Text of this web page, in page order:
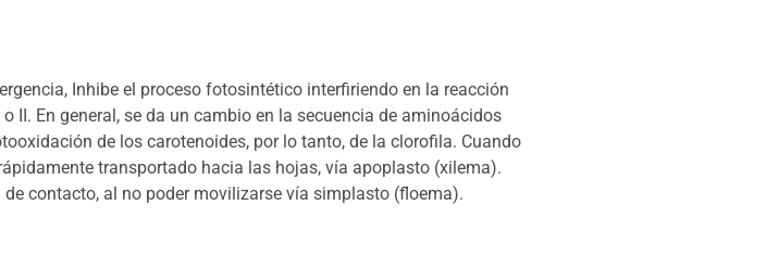
Inhibe el proceso fotosintético interfiriendo en la reacción
II. En general, se da un cambio en la secuencia de aminoácidos
de los carotenoides, por lo tanto, de la clorofila. Cuando
transportado hacia las hojas, vía apoplasto (xilema).
contacto, al no poder movilizarse vía simplasto (floema).